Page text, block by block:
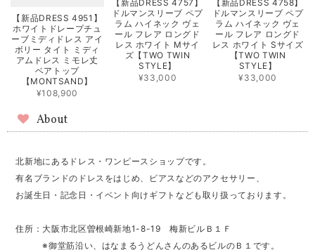
【新品DRESS 4951】
ホワイトドレープチュ
ーブミディドレス アイ
ボリー タイト ミディ
アムドレス ミモレ丈
ベアトップ
【MONTSAND】
¥108,900
【新品DRESS 4757】
ドルマンスリーブ ペプ
ラム ハイネック ヴェ
ール フレア ロングド
レス ホワイト Mサイ
ズ【TWO TWIN
STYLE】
¥33,000
【新品DRESS 4758】
ドルマンスリーブ ペプ
ラム ハイネック ヴェ
ール フレア ロングド
レス ホワイト Sサイズ
【TWO TWIN
STYLE】
¥33,000
About
北新地にあるドレス・ワンピースショップです。
有名ブランドのドレスをはじめ、ピアスなどのアクセサリー、
お誕生日・記念日・イベント向けギフトなども取り扱っております。
住所：大阪市北区曽根崎新地1-8-19 梅新ビルＢ１Ｆ
※御堂筋沿い、はなまるうどんさんのあるビルのＢ１です。